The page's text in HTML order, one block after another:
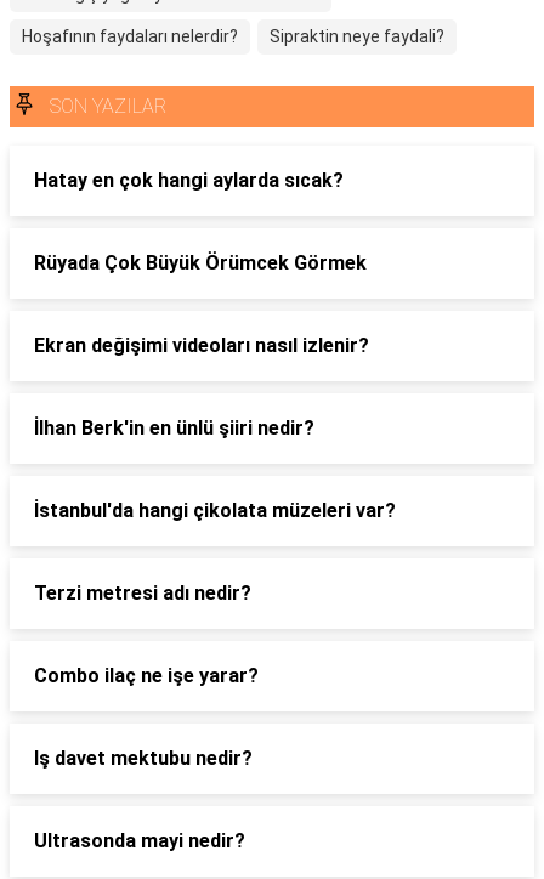
Hoşafının faydaları nelerdir? Sipraktin neye faydali?
SON YAZILAR
Hatay en çok hangi aylarda sıcak?
Rüyada Çok Büyük Örümcek Görmek
Ekran değişimi videoları nasıl izlenir?
İlhan Berk'in en ünlü şiiri nedir?
İstanbul'da hangi çikolata müzeleri var?
Terzi metresi adı nedir?
Combo ilaç ne işe yarar?
Iş davet mektubu nedir?
Ultrasonda mayi nedir?